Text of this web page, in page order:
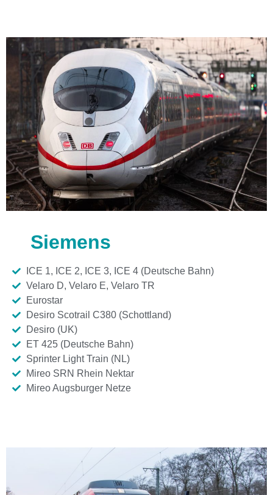
Siemens
ICE 1, ICE 2, ICE 3, ICE 4 (Deutsche Bahn)
Velaro D, Velaro E, Velaro TR
Eurostar
Desiro Scotrail C380 (Schottland)
Desiro (UK)
ET 425 (Deutsche Bahn)
Sprinter Light Train (NL)
Mireo SRN Rhein Nektar
Mireo Augsburger Netze